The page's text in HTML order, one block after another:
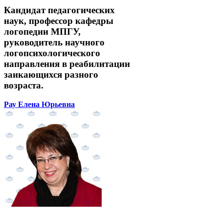
Кандидат педагогических
наук, профессор кафедры
логопедии МПГУ,
руководитель научного
логопсихологического
направления в реабилитации
заикающихся разного
возраста.
Рау Елена Юрьевна